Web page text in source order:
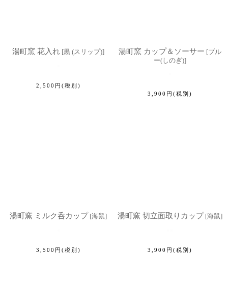
湯町窯 花入れ [黒 (スリップ)]
2,500 円 (税別)
湯町窯 カップ＆ソーサー [ブル
ー(しのぎ)]
3,900 円 (税別)
湯町窯 ミルク呑カップ [海鼠]
3,500 円 (税別)
湯町窯 切立面取りカップ [海鼠]
3,900 円 (税別)